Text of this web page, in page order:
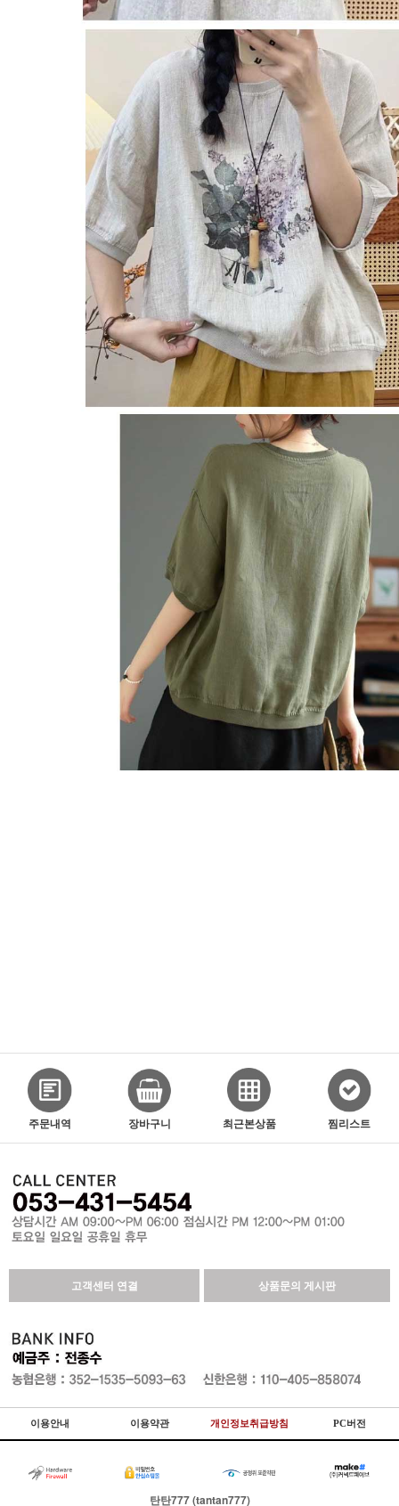
주문내역 장바구니 최근본상품 찜리스트
고객센터 연결 상품문의 게시판
이용안내 이용약관 개인정보취급방침 PC버전
탄탄777 (tantan777)